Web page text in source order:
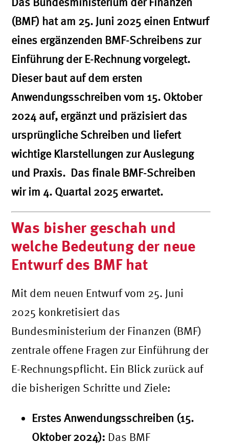
(BMF) hat am 25. Juni 2025 einen Entwurf
eines ergänzenden BMF-Schreibens zur
Einführung der E-Rechnung vorgelegt.
Dieser baut auf dem ersten
Anwendungsschreiben vom 15. Oktober
2024 auf, ergänzt und präzisiert das
ursprüngliche Schreiben und liefert
wichtige Klarstellungen zur Auslegung
und Praxis. Das finale BMF-Schreiben
wir im 4. Quartal 2025 erwartet.
Was bisher geschah und
welche Bedeutung der neue
Entwurf des BMF hat
Mit dem neuen Entwurf vom 25. Juni
2025 konkretisiert das
Bundesministerium der Finanzen (BMF)
zentrale offene Fragen zur Einführung der
E-Rechnungspflicht. Ein Blick zurück auf
die bisherigen Schritte und Ziele:
Erstes Anwendungsschreiben (15.
Oktober 2024): Das BMF